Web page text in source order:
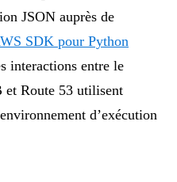
JSON auprès de
SDK pour Python
interactions entre le
et Route 53 utilisent
d’exécution